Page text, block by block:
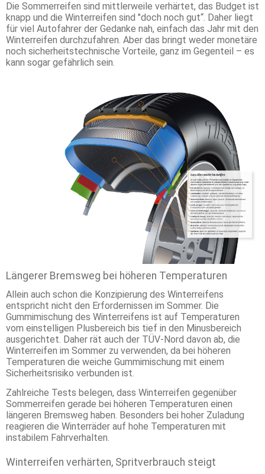
Die Sommerreifen sind mittlerweile verhärtet, das Budget ist
knapp und die Winterreifen sind "doch noch gut“. Daher liegt
für viel Autofahrer der Gedanke nah, einfach das Jahr mit den
Winterreifen durchzufahren. Aber das bringt weder monetäre
noch sicherheitstechnische Vorteile, ganz im Gegenteil – es
kann sogar gefährlich sein.
Längerer Bremsweg bei höheren Temperaturen
Allein auch schon die Konzipierung des Winterreifens
entspricht nicht den Erfordernissen im Sommer. Die
Gummimischung des Winterreifens ist auf Temperaturen
vom einstelligen Plusbereich bis tief in den Minusbereich
ausgerichtet. Daher rät auch der TÜV-Nord davon ab, die
Winterreifen im Sommer zu verwenden, da bei höheren
Temperaturen die weiche Gummimischung mit einem
Sicherheitsrisiko verbunden ist.
Zahlreiche Tests belegen, dass Winterreifen gegenüber
Sommerreifen gerade bei höheren Temperaturen einen
längeren Bremsweg haben. Besonders bei hoher Zuladung
reagieren die Winterräder auf hohe Temperaturen mit
instabilem Fahrverhalten.
Winterreifen verhärten, Spritverbrauch steigt